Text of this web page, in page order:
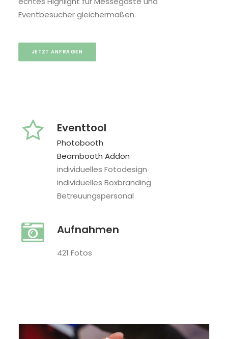
Eventbesucher gleichermaßen.
JETZT ANFRAGEN
Eventtool
Photobooth
Beambooth Addon
individuelles Fotodesign
individuelles Boxbranding
Betreuungspersonal
Aufnahmen
421 Fotos